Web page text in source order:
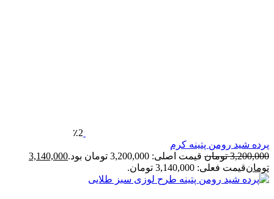
٪2
شید رومن پتینه کرم
تومان قیمت اصلی: 3,200,000 تومان بود.
3,140,000
قیمت فعلی: 3,140,000 تومان.